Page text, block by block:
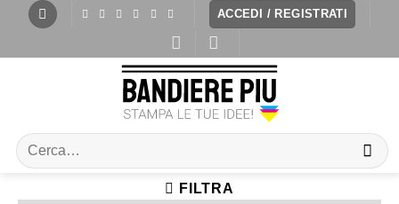
ACCEDI / REGISTRATI
FILTRA